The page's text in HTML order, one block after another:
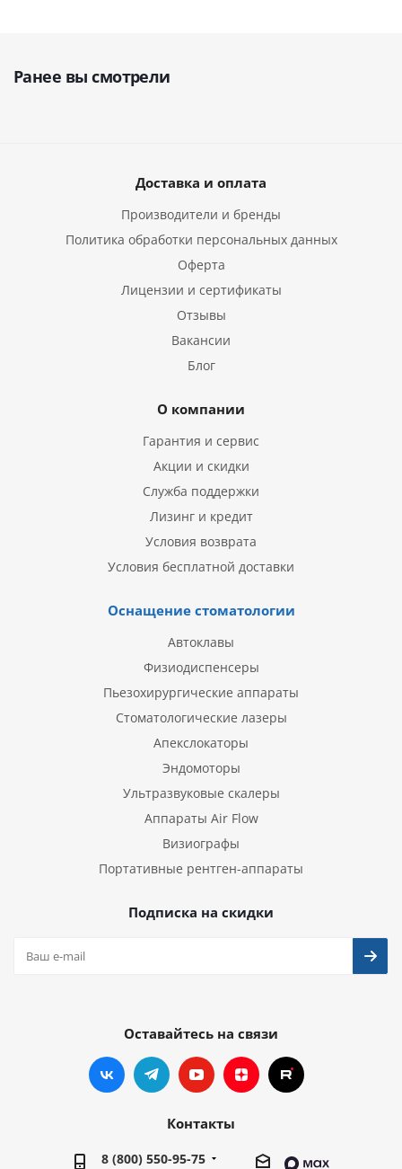
Ранее вы смотрели
Доставка и оплата
Производители и бренды
Политика обработки персональных данных
Оферта
Лицензии и сертификаты
Отзывы
Вакансии
Блог
О компании
Гарантия и сервис
Акции и скидки
Служба поддержки
Лизинг и кредит
Условия возврата
Условия бесплатной доставки
Оснащение стоматологии
Автоклавы
Физиодиспенсеры
Пьезохирургические аппараты
Стоматологические лазеры
Апекслокаторы
Эндомоторы
Ультразвуковые скалеры
Аппараты Air Flow
Визиографы
Портативные рентген-аппараты
Подписка на скидки
Оставайтесь на связи
Контакты
8 (800) 550-95-75